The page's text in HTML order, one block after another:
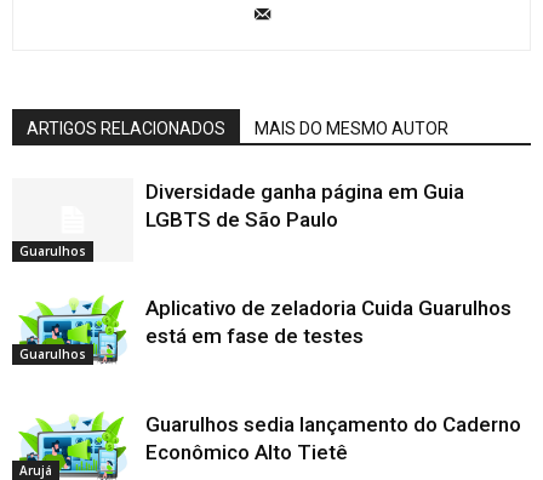
ARTIGOS RELACIONADOS MAIS DO MESMO AUTOR
Guarulhos
Diversidade ganha página em Guia
LGBTS de São Paulo
Guarulhos
Aplicativo de zeladoria Cuida Guarulhos
está em fase de testes
Arujá
Guarulhos sedia lançamento do Caderno
Econômico Alto Tietê